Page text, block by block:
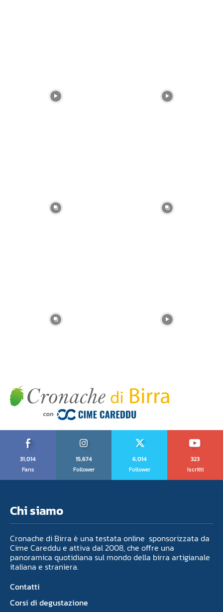
31,014
Fans
15,674
Follower
6,014
Follower
323
Iscritti
Chi siamo
Cronache di Birra è una testata online sponsorizzata da
Cime Careddu e attiva dal 2008, che offre una
panoramica quotidiana sul mondo della birra artigianale
italiana e straniera.
Contatti
Corsi di degustazione